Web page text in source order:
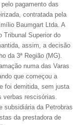
pagamento das
contratada pela
Baumgart Ltda. A
Tribunal Superior do
assim, a decisão
da 3ª Região (MG).
numa das Varas
que começou a
foi demitida, sem justa
verbas rescisórias.
subsidiária da Petrobras
da prestadora de